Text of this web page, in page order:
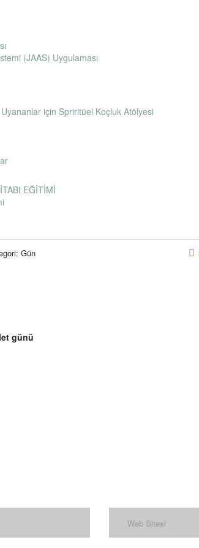
(JAAS) Uygulaması
Uyananlar için Spriritüel Koçluk Atölyesi
EĞİTİMİ
Gün
günü